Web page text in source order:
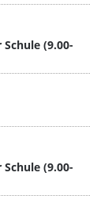
(9.00-
(9.00-